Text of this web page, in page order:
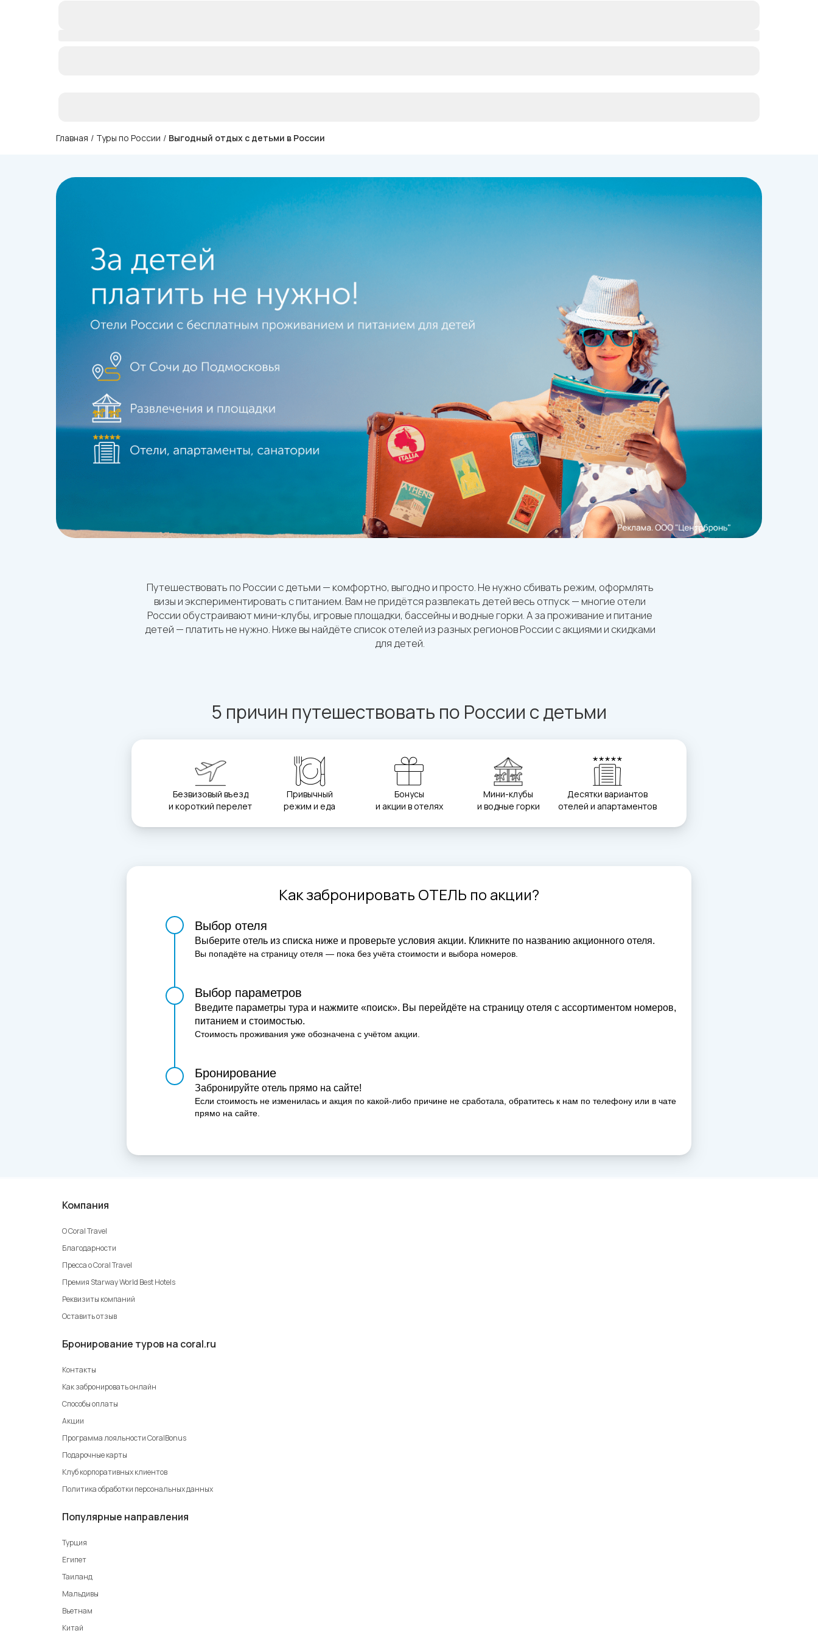
Главная / Туры по России / Выгодный отдых с детьми в России
Путешествовать по России с детьми — комфортно, выгодно и просто. Не нужно сбивать режим, оформлять
визы и экспериментировать с питанием. Вам не придётся развлекать детей весь отпуск — многие отели
России обустраивают мини-клубы, игровые площадки, бассейны и водные горки. А за проживание и питание
детей — платить не нужно. Ниже вы найдёте список отелей из разных регионов России с акциями и скидками
для детей.
5 причин путешествовать по России с детьми
Безвизовый въезд
и короткий перелет
Привычный
режим и еда
Бонусы
и акции в отелях
Мини-клубы
и водные горки
Десятки вариантов
отелей и апартаментов
Как забронировать ОТЕЛЬ по акции?
Выбор отеля
Выберите отель из списка ниже и проверьте условия акции. Кликните по названию акционного отеля.
Вы попадёте на страницу отеля — пока без учёта стоимости и выбора номеров.
Выбор параметров
Введите параметры тура и нажмите «поиск». Вы перейдёте на страницу отеля с ассортиментом номеров,
питанием и стоимостью.
Стоимость проживания уже обозначена с учётом акции.
Бронирование
Забронируйте отель прямо на сайте!
Если стоимость не изменилась и акция по какой‑либо причине не сработала, обратитесь к нам по телефону или в чате
прямо на сайте.
Компания
О Coral Travel
Благодарности
Пресса о Coral Travel
Премия Starway World Best Hotels
Реквизиты компаний
Оставить отзыв
Бронирование туров на coral.ru
Контакты
Как забронировать онлайн
Способы оплаты
Акции
Программа лояльности CoralBonus
Подарочные карты
Клуб корпоративных клиентов
Политика обработки персональных данных
Популярные направления
Турция
Египет
Таиланд
Мальдивы
Вьетнам
Китай